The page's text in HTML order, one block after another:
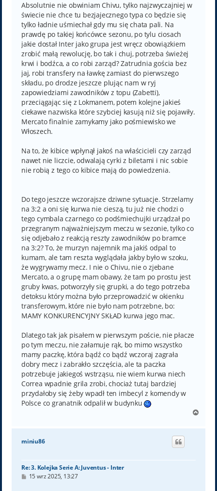
Absolutnie nie obwiniam Chivu, tylko najzwyczajniej w
świecie nie chce tu bezjajecznego typa co będzie się
tylko ładnie uśmiechał gdy mu się chata pali. Na
prawdę po takiej końcówce sezonu, po tylu ciosach
jakie dostał Inter jako grupa jest wręcz obowiązkiem
zrobić małą rewolucję, bo tak i chuj, potrzeba świeżej
krwi i bodźca, a co robi zarząd? Zatrudnia gościa bez
jaj, robi transfery na ławkę zamiast do pierwszego
składu, po drodze jeszcze plując nam w ryj
zapowiedziami zawodników z topu (Zabetti),
przeciągając się z Lokmanem, potem kolejne jakieś
ciekawe nazwiska które szybciej kasują niż się pojawiły.
Mercato finalnie zamykamy jako pośmiewisko we
Włoszech.
Na to, że kibice wpłynął jakoś na właścicieli czy zarząd
nawet nie liczcie, odwalają cyrki z biletami i nic sobie
nie robią z tego co kibice mają do powiedzenia.
Do tego jeszcze wczorajsze dziwne sytuacje. Strzelamy
na 3:2 a oni się kurwa nie cieszą, tu już nie chodzi o
tego cymbala czarnego co podśmiechujki urządzał po
przegranym najważniejszym meczu w sezonie, tylko co
się odjebało z reakcją reszty zawodników po bramce
na 3:2? To, że murzyn najemnik ma jakiś odpal to
kumam, ale tam reszta wyglądała jakby było w szoku,
że wygrywamy mecz. I nie o Chivu, nie o zjebane
Mercato, a o grupę mam obawy, że tam po prostu jest
gruby kwas, potworzyły się grupki, a do tego potrzeba
detoksu który można było przeprowadzić w okienku
transferowym, które nie było nam potrzebne, bo:
MAMY KONKURENCYJNY SKŁAD kurwa jego mac.
Dlatego tak jak pisałem w pierwszym poście, nie płacze
po tym meczu, nie załamuje rąk, bo mimo wszystko
mamy paczkę, która bądź co bądź wczoraj zagrała
dobry mecz i zabrakło szczęścia, ale ta paczka
potrzebuje jakiegoś wstrząsu, nie wiem kurwa niech
Correa wpadnie grila zrobi, chociaż tutaj bardziej
przydałoby się żeby wpadł ten imbecyl z komendy w
Polsce co granatnik odpalił w budynku
g
miniu86
Re: 3. Kolejka Serie A: Juventus - Inter
P15 wrz 2025, 13:27